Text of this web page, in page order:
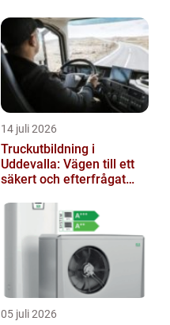
14 juli 2026
Truckutbildning i
Uddevalla: Vägen till ett
säkert och efterfrågat
05 juli 2026